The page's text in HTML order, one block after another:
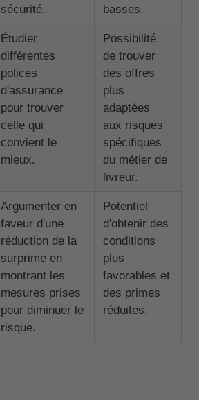
sécurité.
basses.
Étudier
différentes
polices
d'assurance
pour trouver
celle qui
convient le
mieux.
Possibilité
de trouver
des offres
plus
adaptées
aux risques
spécifiques
du métier de
livreur.
Argumenter en
faveur d'une
réduction de la
surprime en
montrant les
mesures prises
pour diminuer le
risque.
Potentiel
d'obtenir des
conditions
plus
favorables et
des primes
réduites.